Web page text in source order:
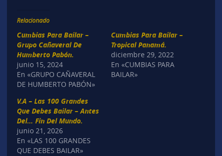
Relacionado
Cumbias Para Bailar –
Grupo Cañaveral De
Humberto Pabón.
junio 15, 2024
En «GRUPO CAÑAVERAL
DE HUMBERTO PABÓN»
Cumbias Para Bailar –
Tropical Panamá.
diciembre 29, 2022
En «CUMBIAS PARA
BAILAR»
V.A – Las 100 Grandes
Que Debes Bailar – Antes
Del… Fin Del Mundo.
junio 21, 2026
En «LAS 100 GRANDES
QUE DEBES BAILAR»